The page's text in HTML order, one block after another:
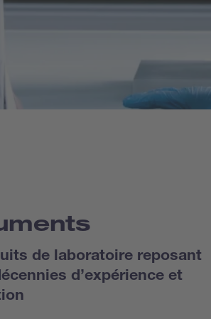
de laboratoire reposant
d’expérience et